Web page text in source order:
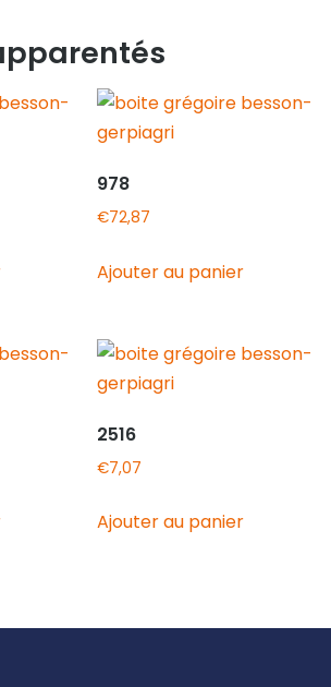
978
€72,87
Ajouter au panier
2516
€7,07
Ajouter au panier